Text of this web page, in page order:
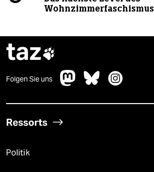
Wohnzimmerfaschismus
taz
Folgen Sie uns
Ressorts
Politik